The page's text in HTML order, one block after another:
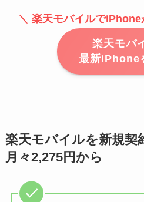
＼ 楽天モバイルで
楽天モバ
最新iPhone
楽天モバイルを新規契
月々2,275円から